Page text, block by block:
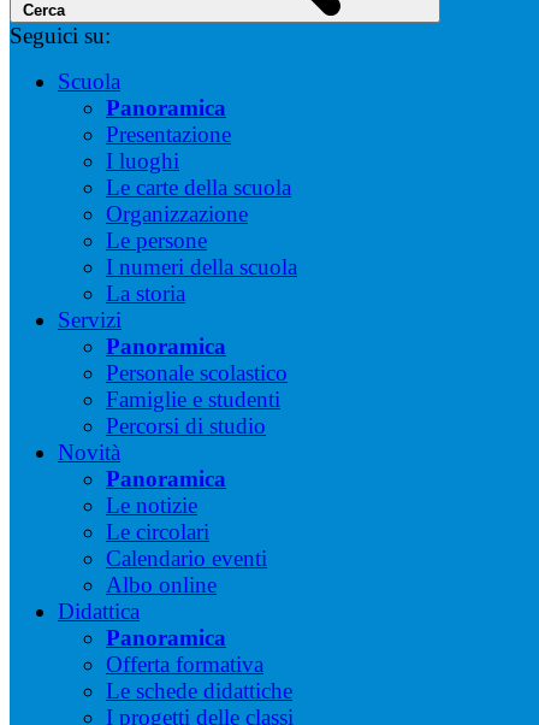
Cerca
Seguici su:
Scuola
Panoramica
Presentazione
I luoghi
Le carte della scuola
Organizzazione
Le persone
I numeri della scuola
La storia
Servizi
Panoramica
Personale scolastico
Famiglie e studenti
Percorsi di studio
Novità
Panoramica
Le notizie
Le circolari
Calendario eventi
Albo online
Didattica
Panoramica
Offerta formativa
Le schede didattiche
I progetti delle classi